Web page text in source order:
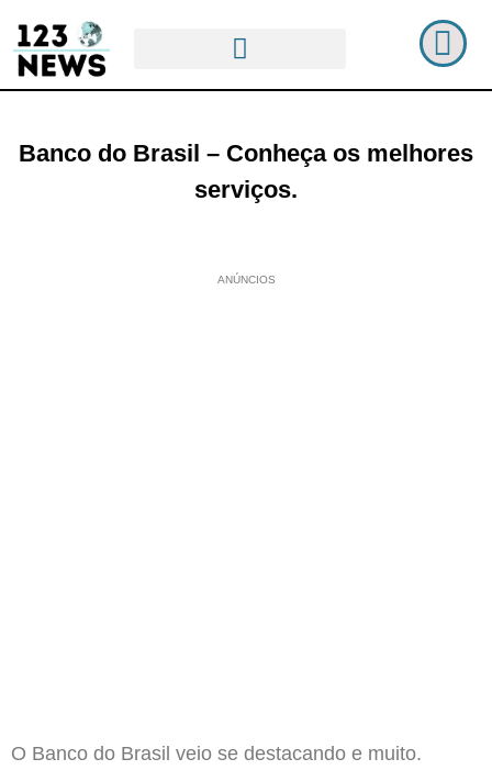
Banco do Brasil – Conheça os melhores
serviços.
ANÚNCIOS
O Banco do Brasil veio se destacando e muito.